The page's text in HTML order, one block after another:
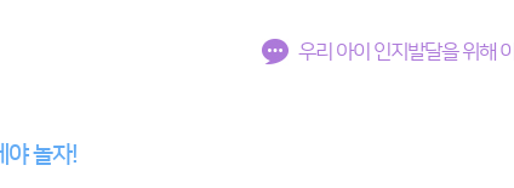
우리 아이 인지발달을 위해
야 놀자!